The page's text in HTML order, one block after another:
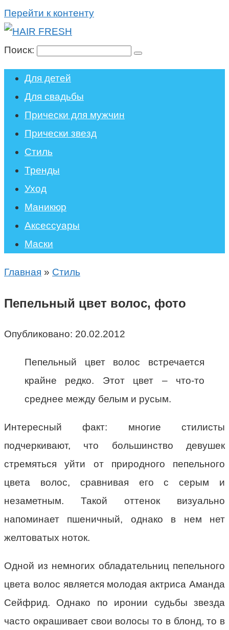
Перейти к контенту
Поиск:
Для детей
Для свадьбы
Прически для мужчин
Прически звезд
Стиль
Тренды
Уход
Маникюр
Аксессуары
Маски
Главная » Стиль
Пепельный цвет волос, фото
Опубликовано: 20.02.2012
Пепельный цвет волос встречается
крайне редко. Этот цвет – что-то
среднее между белым и русым.
Интересный факт: многие стилисты
подчеркивают, что большинство девушек
стремяться уйти от природного пепельного
цвета волос, сравнивая его с серым и
незаметным. Такой оттенок визуально
напоминает пшеничный, однако в нем нет
желтоватых ноток.
Одной из немногих обладательниц пепельного
цвета волос является молодая актриса Аманда
Сейфрид. Однако по иронии судьбы звезда
часто окрашивает свои волосы то в блонд, то в